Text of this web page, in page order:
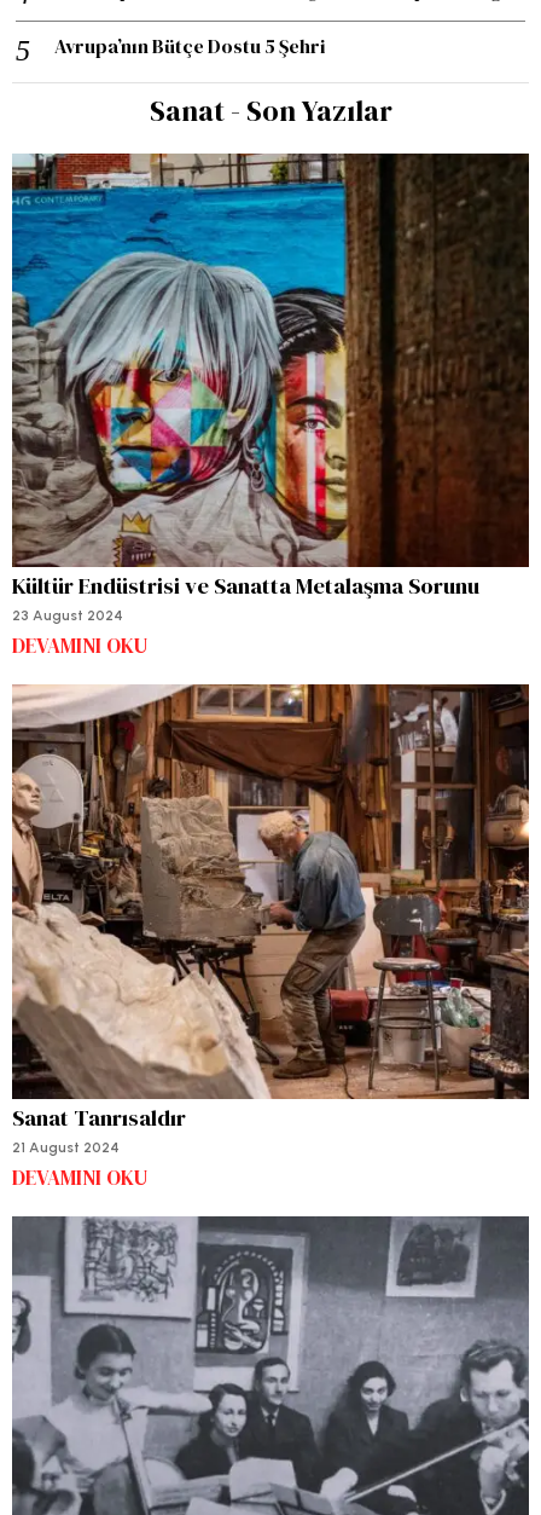
Avrupa’nın Bütçe Dostu 5 Şehri
Sanat - Son Yazılar
Kültür Endüstrisi ve Sanatta Metalaşma Sorunu
23 August 2024
DEVAMINI OKU
Sanat Tanrısaldır
21 August 2024
DEVAMINI OKU